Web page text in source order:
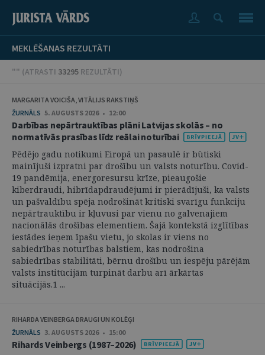
MEKLĒŠANAS REZULTĀTI
"" (ATRASTI 33295 REZULTĀTI)
MARGARITA VOICIŠA, VITĀLIJS RAKSTIŅŠ
ŽURNĀLS 5. AUGUSTS 2026 • 12:00
Darbības nepārtrauktības plāni Latvijas skolās – no
normatīvās prasības līdz reālai noturībai
Pēdējo gadu notikumi Eiropā un pasaulē ir būtiski
mainījuši izpratni par drošību un valsts noturību. Covid-
19 pandēmija, energoresursu krīze, pieaugošie
kiberdraudi, hibrīdapdraudējumi ir pierādījuši, ka valsts
un pašvaldību spēja nodrošināt kritiski svarīgu funkciju
nepārtrauktību ir kļuvusi par vienu no galvenajiem
nacionālās drošības elementiem. Šajā kontekstā izglītības
iestādes ieņem īpašu vietu, jo skolas ir viens no
sabiedrības noturības balstiem, kas nodrošina
sabiedrības stabilitāti, bērnu drošību un iespēju pārējām
valsts institūcijām turpināt darbu arī ārkārtas
situācijās.1 ...
RIHARDA VEINBERGA DRAUGI UN KOLĒĢI
ŽURNĀLS 3. AUGUSTS 2026 • 15:00
Rihards Veinbergs (1987–2026)